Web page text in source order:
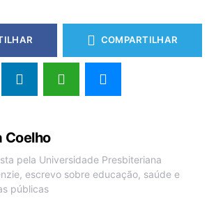
COMPARTILHAR
Coelho
pela Universidade Presbiteriana
escrevo sobre educação, saúde e
públicas